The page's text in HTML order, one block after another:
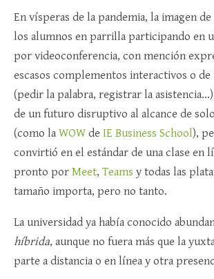
En vísperas de la pandemia, la imagen
los alumnos en parrilla participando en
por videoconferencia, con mención
escasos complementos interactivos o
(pedir la palabra, registrar la
de un futuro disruptivo al alcance de
(como la WOW de IE Business School),
convirtió en el estándar de una clase en
pronto por Meet, Teams y todas las
tamaño importa, pero no tanto.
La universidad ya había conocido
híbrida, aunque no fuera más que la
parte a distancia o en línea y otra